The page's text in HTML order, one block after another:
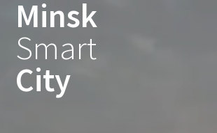
Minsk
Smart
City